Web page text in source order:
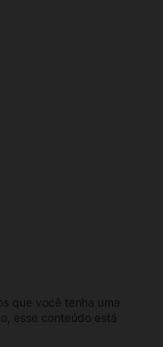
que você tenha uma
esse conteúdo está